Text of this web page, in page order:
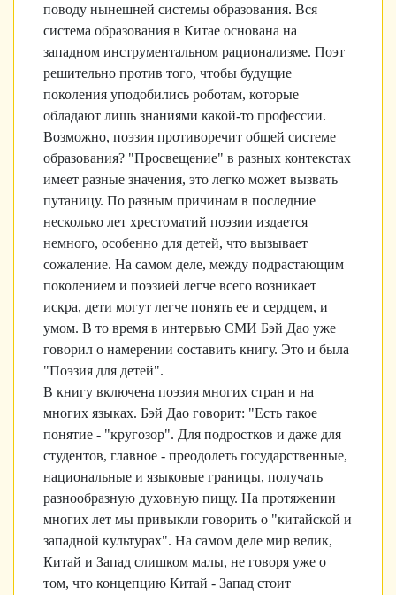
поводу нынешней системы образования. Вся
система образования в Китае основана на
западном инструментальном рационализме. Поэт
решительно против того, чтобы будущие
поколения уподобились роботам, которые
обладают лишь знаниями какой-то профессии.
Возможно, поэзия противоречит общей системе
образования? "Просвещение" в разных контекстах
имеет разные значения, это легко может вызвать
путаницу. По разным причинам в последние
несколько лет хрестоматий поэзии издается
немного, особенно для детей, что вызывает
сожаление. На самом деле, между подрастающим
поколением и поэзией легче всего возникает
искра, дети могут легче понять ее и сердцем, и
умом. В то время в интервью СМИ Бэй Дао уже
говорил о намерении составить книгу. Это и была
"Поэзия для детей".
В книгу включена поэзия многих стран и на
многих языках. Бэй Дао говорит: "Есть такое
понятие - "кругозор". Для подростков и даже для
студентов, главное - преодолеть государственные,
национальные и языковые границы, получать
разнообразную духовную пищу. На протяжении
многих лет мы привыкли говорить о "китайской и
западной культурах". На самом деле мир велик,
Китай и Запад слишком малы, не говоря уже о
том, что концепцию Китай - Запад стоит